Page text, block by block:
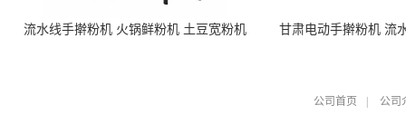
流水线手擀粉机 火锅鲜粉机 土豆宽粉机 甘肃电动手擀粉机 流
公司首页 公司